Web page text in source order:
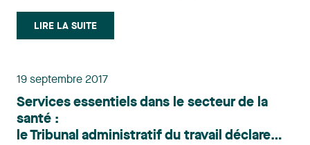
d’installer une caméra dans la chambre de celui-ci
1. La Cour suprême a donné son aval au jugement
LIRE LA SUITE
19 septembre 2017
Services essentiels dans le secteur de la
santé :
le Tribunal administratif du travail déclare